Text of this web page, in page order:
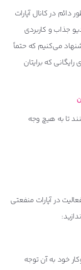
در کانال آپارات
جذاب و کاربردی
می‌کنیم که حتماً
که برایتان
تا به هیچ وجه
در آپارات منفعتی
خود به آن توجه